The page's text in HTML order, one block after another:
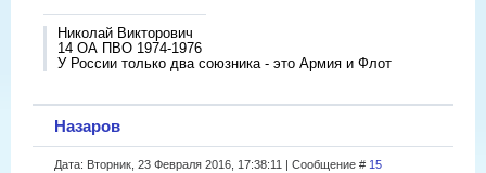
Николай Викторович
14 ОА ПВО 1974-1976
У России только два союзника - это Армия и Флот
Назаров
Дата: Вторник, 23 Февраля 2016, 17:38:11 | Сообщение # 15